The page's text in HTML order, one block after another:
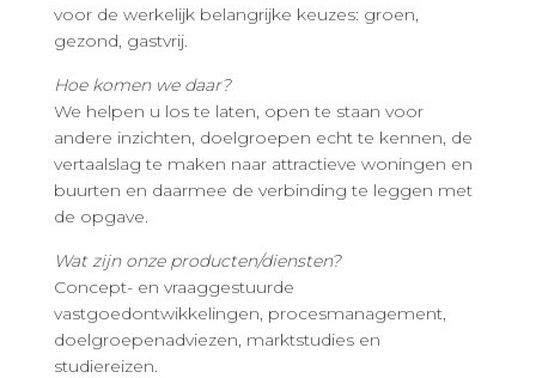
voor de werkelijk belangrijke keuzes: groen,
gezond, gastvrij.
Hoe komen we daar?
We helpen u los te laten, open te staan voor
andere inzichten, doelgroepen echt te kennen, de
vertaalslag te maken naar attractieve woningen en
buurten en daarmee de verbinding te leggen met
de opgave.
Wat zijn onze producten/diensten?
Concept- en vraaggestuurde
vastgoedontwikkelingen, procesmanagement,
doelgroepenadviezen, marktstudies en
studiereizen.